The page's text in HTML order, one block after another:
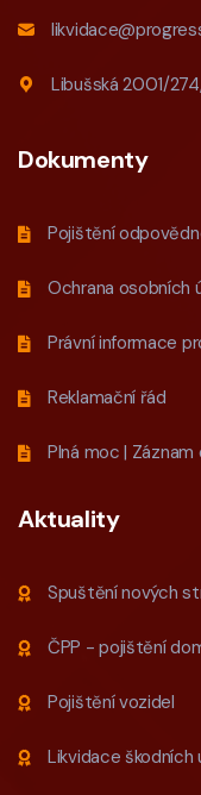
Libušská 2001/
Dokumenty
Pojištění
Ochrana osobních
Právní informace
Reklamační řád
Plná moc | Záznam
Aktuality
Spuštění nových
ČPP - pojištění
Pojištění vozidel
Likvidace škodních